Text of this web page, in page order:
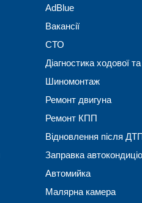
AdBlue
Вакансії
СТО
Діагностика ходової
Шиномонтаж
Ремонт двигуна
Ремонт КПП
Відновлення після ДТП
Заправка
Автомийка
Малярна камера